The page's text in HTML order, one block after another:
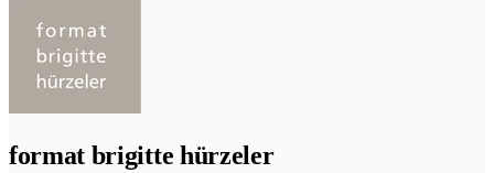
format brigitte hürzeler